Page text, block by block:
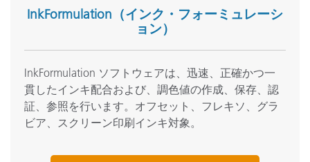
InkFormulation（インク・フォーミュレーシ
ョン）
InkFormulation ソフトウェアは、迅速、正確かつ一
貫したインキ配合および、調色値の作成、保存、認
証、参照を行います。オフセット、フレキソ、グラ
ビア、スクリーン印刷インキ対象。